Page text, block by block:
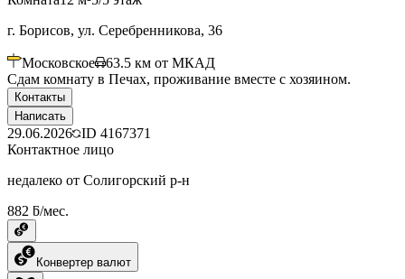
г. Борисов, ул. Серебренникова, 36
Московское 63.5 км от МКАД
Сдам комнату в Печах, проживание вместе с хозяином.
Контакты
Написать
29.06.2026 ID 4167371
Контактное лицо
недалеко от Солигорский р-н
882 ƃ/мес.
Конвертер валют